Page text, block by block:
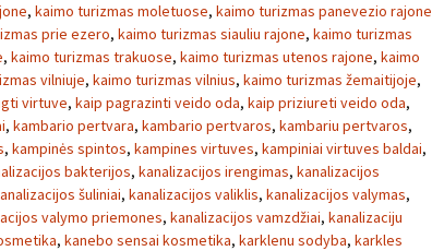
, kaimo turizmas moletuose, kaimo turizmas panevezio rajone
prie ezero, kaimo turizmas siauliu rajone, kaimo turizmas
, kaimo turizmas trakuose, kaimo turizmas utenos rajone, kaimo
vilniuje, kaimo turizmas vilnius, kaimo turizmas žemaitijoje,
virtuve, kaip pagrazinti veido oda, kaip priziureti veido oda,
, kambario pertvara, kambario pertvaros, kambariu pertvaros,
, kampinės spintos, kampines virtuves, kampiniai virtuves baldai,
bakterijos, kanalizacijos irengimas, kanalizacijos
šuliniai, kanalizacijos valiklis, kanalizacijos valymas,
valymo priemones, kanalizacijos vamzdžiai, kanalizaciju
, kanebo sensai kosmetika, karklenu sodyba, karkles